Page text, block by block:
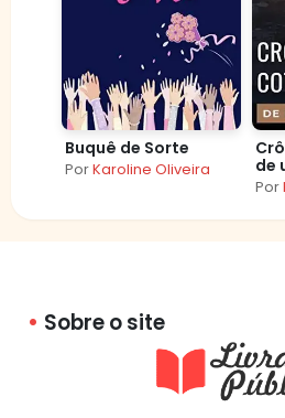
Buquê de Sorte
PorKaroline Oliveira
de
Por
Sobre o site